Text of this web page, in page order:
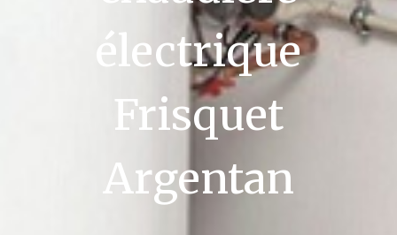
électrique
Frisquet
Argentan